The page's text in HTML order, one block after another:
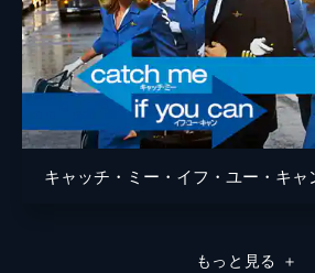
キャッチ・ミー・イフ・ユー・キャ
もっと見る ＋